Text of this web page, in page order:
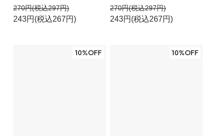
270円(税込297円)
243円(税込267円)
270円(税込297円)
243円(税込267円)
10%OFF 10%OFF